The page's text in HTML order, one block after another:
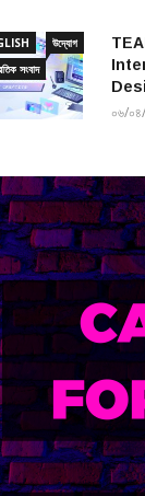
উদ্যোগ
সংবাদ
০৬/